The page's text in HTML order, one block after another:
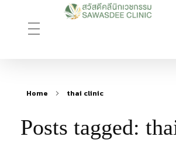
Home thai clinic
Posts tagged: